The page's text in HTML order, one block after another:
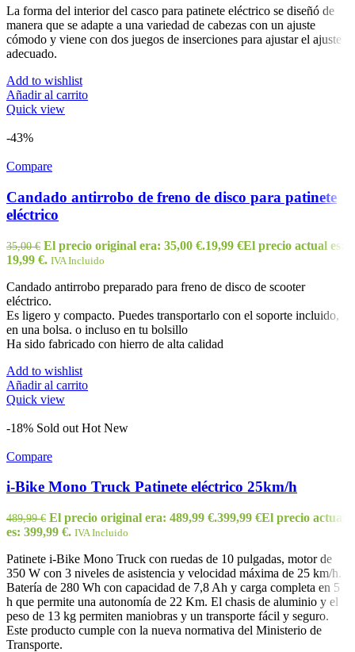
La forma del interior del casco para patinete eléctrico se diseñó de
manera que se adapte a una variedad de cabezas con un ajuste
cómodo y viene con dos juegos de inserciones para ajustar el ajuste
adecuado.
Add to wishlist
Añadir al carrito
Quick view
-43%
Compare
Candado antirrobo de freno de disco para patinete
eléctrico
35,00€ El precio original era: 35,00 €.19,99 €El precio actual es:
19,99 €. IVA Incluido
Candado antirrobo preparado para freno de disco de scooter
eléctrico.
Es ligero y compacto. Puedes transportarlo con el soporte incluido,
en una bolsa. o incluso en tu bolsillo
Ha sido fabricado con hierro de alta calidad
Add to wishlist
Añadir al carrito
Quick view
-18% Sold out Hot New
Compare
i-Bike Mono Truck Patinete eléctrico 25km/h
489,99€ El precio original era: 489,99 €.399,99 €El precio actual
es: 399,99 €. IVA Incluido
Patinete i-Bike Mono Truck con ruedas de 10 pulgadas, motor de
350 W con 3 niveles de asistencia y velocidad máxima de 25 km/h.
Batería de 280 Wh con capacidad de 7,8 Ah y carga completa en 5
h que permite una autonomía de 22 Km. El chasis de aluminio y el
peso de 13 kg permiten maniobras y un transporte fácil y seguro.
Este producto cumple con la nueva normativa del Ministerio de
Transporte.